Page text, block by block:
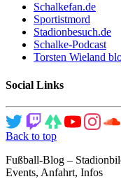
Schalkefan.de
Sportistmord
Stadionbesuch.de
Schalke-Podcast
Torsten Wieland
Social Links
Back to top
Fußball-Blog –
Events, Anfahrt, Infos